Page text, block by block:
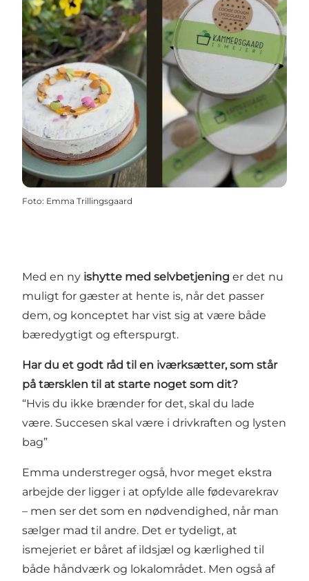
Foto: Emma Trillingsgaard
Med en ny ishytte med selvbetjening er det nu
muligt for gæster at hente is, når det passer
dem, og konceptet har vist sig at være både
bæredygtigt og efterspurgt.
Har du et godt råd til en iværksætter, som står
på tærsklen til at starte noget som dit?
“Hvis du ikke brænder for det, skal du lade
være. Succesen skal være i drivkraften og lysten
bag”
Emma understreger også, hvor meget ekstra
arbejde der ligger i at opfylde alle fødevarekrav
– men ser det som en nødvendighed, når man
sælger mad til andre. Det er tydeligt, at
ismejeriet er båret af ildsjæl og kærlighed til
både håndværk og lokalområdet. Men også af